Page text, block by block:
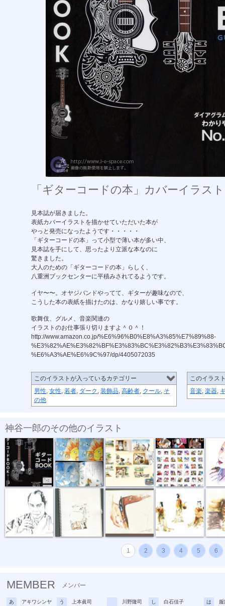
「ギターコードの本」カバーイラス
見本誌が届きました。
表紙カバーイラストを描かせていただいた本が
やっと発売になったようです・・・・・
「ギターコードの本」って小型で薄い本が多い中、
見本誌を手にして、思ったより立派な本なのに
驚きました。
大人のための「ギターコードの本」らしく、
八重洲ブックセンターに平積みされてるようです。
イヤ〜〜。オヤジバンドやってて、ギターが趣味なので、
こうした本の表紙を描けたのは、かなり嬉しい事です。
歌舞伎、グルメ、音楽関連の
イラストのお仕事張り切りますよ＾０＾！
http://www.amazon.co.jp/%E6%96%B0%E8%A3%85%E7%89%88-
%E6%A3%AE%E6%9C%97/dp/4405072035
このイラストが入っているカテゴリー
男性, 女性, 若者, ダーク , 装飾品, 高齢者, クール, そ
の他
このイラス
音楽, 楽器,
神谷一郎のその他のイラスト
「ギターコー... 絵本。第一弾... 絵本第二弾「...
『親方。』 着物のヒップ... 『ガンベルト』 「額田王３ポ... 『起
1 2 3 4 5 6
MEMBER メンバー
あ アキワシンヤ う 上本眞司 川野隆司 し 白石佳子 は